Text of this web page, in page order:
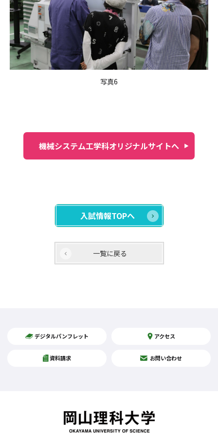
写真6
機械システム工学科オリジナルサイトへ
入試情報TOPへ
一覧に戻る
デジタルパンフレット アクセス
資料請求 お問い合わせ